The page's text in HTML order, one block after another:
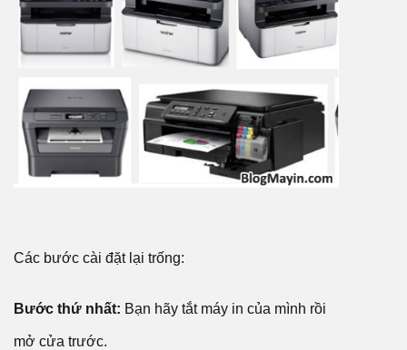
Các bước cài đặt lại trống:
Bước thứ nhất: Bạn hãy tắt máy in của mình rồi
mở cửa trước.